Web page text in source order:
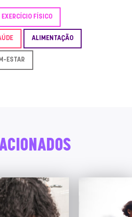
EXERCÍCIO FÍSICO
ALIMENTAÇÃO
ESTAR